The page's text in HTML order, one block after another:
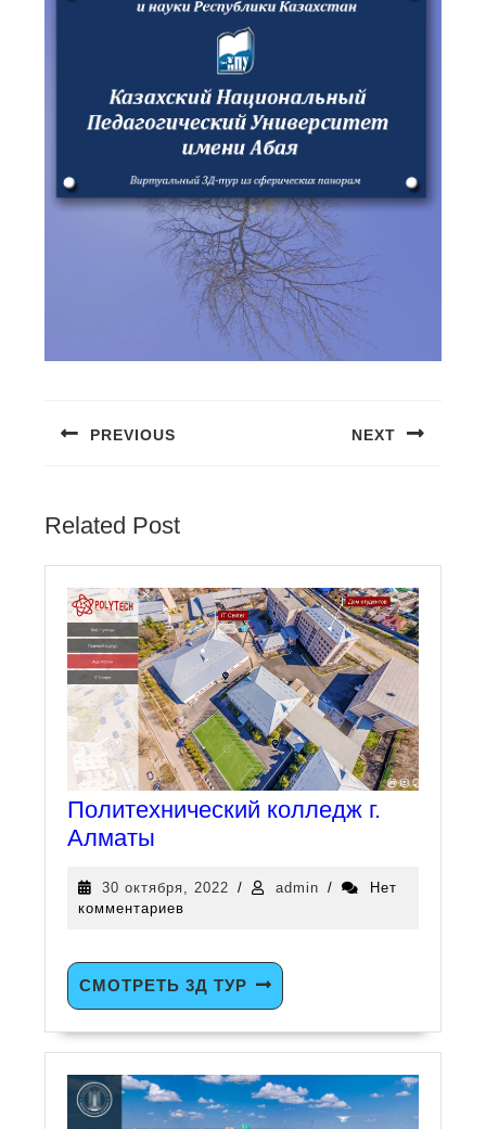
PREVIOUS NEXT
Related Post
Политехнический колледж г.
Алматы
30 октября, 2022 / admin /
Нет
комментариев
СМОТРЕТЬ 3Д ТУР